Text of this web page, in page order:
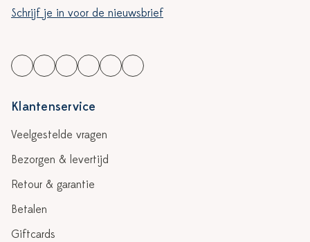
Schrijf je in voor de nieuwsbrief
Klantenservice
Veelgestelde vragen
Bezorgen & levertijd
Retour & garantie
Betalen
Giftcards